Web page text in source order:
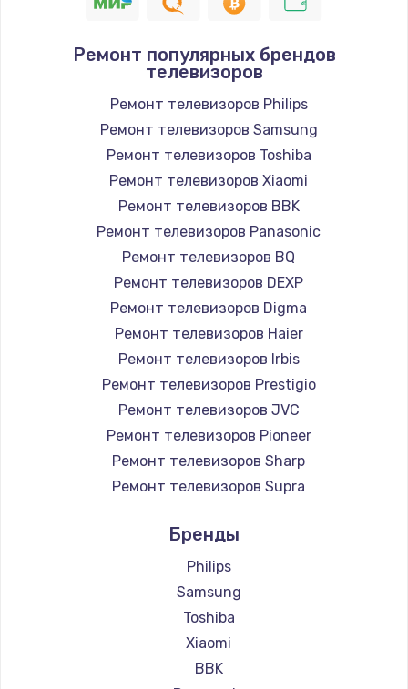
Заказать
Программный ремонт/прошивка
Замена Bluetooth/Wi-Fi модуля
Заказать
Замена картридера
890 руб.
Заказать
Замена микросхемы NFC
1100 руб.
Заказать
Замена шим-контроллера
Заказать
Настройка Wi-Fi
1030 руб.
Заказать
Ремонт популярных брендов
телевизоров
Ремонт телевизоров Philips
Ремонт телевизоров Samsung
Ремонт телевизоров Toshiba
Ремонт телевизоров Xiaomi
Ремонт телевизоров BBK
Ремонт телевизоров Panasonic
Ремонт телевизоров BQ
Ремонт телевизоров DEXP
Ремонт телевизоров Digma
Ремонт телевизоров Haier
Ремонт телевизоров Irbis
Ремонт телевизоров Prestigio
Ремонт телевизоров JVC
Ремонт телевизоров Pioneer
Ремонт телевизоров Sharp
Ремонт телевизоров Supra
Ремонт телевизоров Hisense
Ремонт телевизоров Daewoo
Ремонт телевизоров Centek
Ремонт телевизоров Telefunken
Ремонт телевизоров Hyundai
Ремонт телевизоров Doffler
Бренды
Philips
Samsung
Toshiba
Xiaomi
BBK